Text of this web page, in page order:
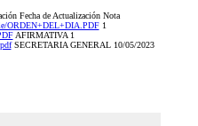
Fecha de Actualización Nota
ORDEN+DEL+DIA.PDF1
AFIRMATIVA 1
SECRETARIA GENERAL 10/05/2023